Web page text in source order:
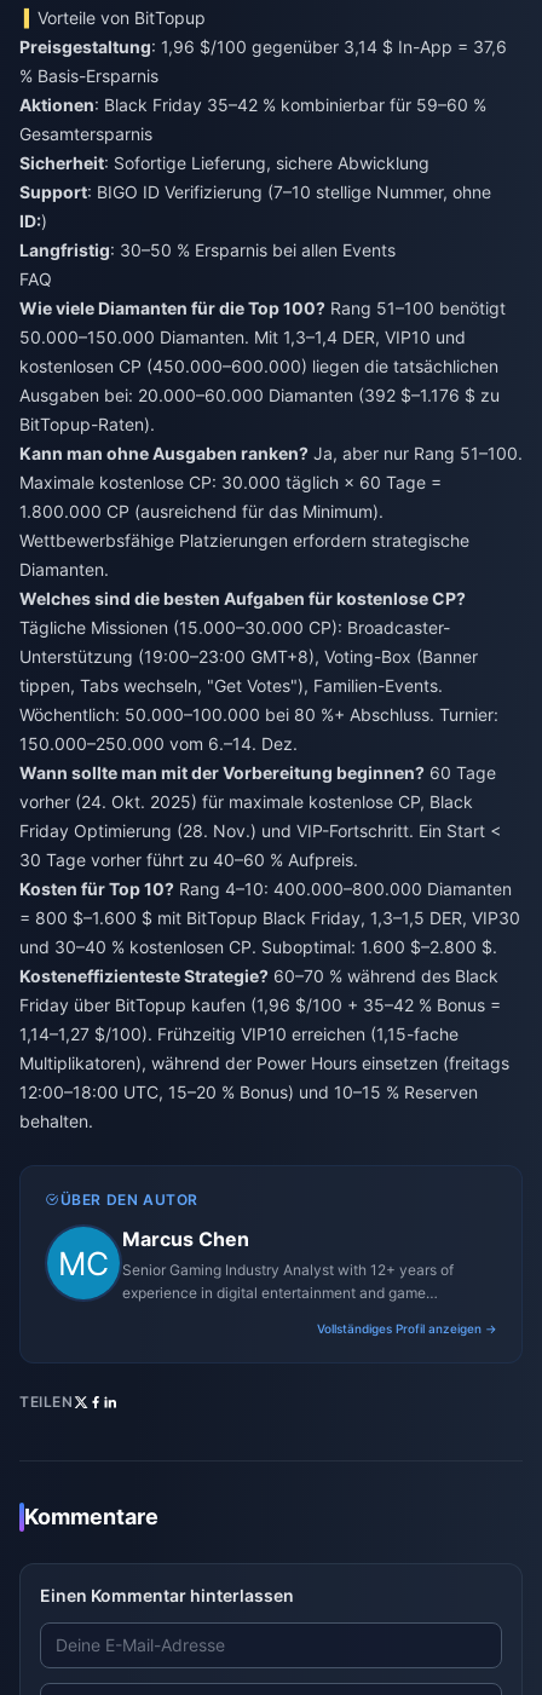
Vorteile von BitTopup
Preisgestaltung: 1,96 $/100 gegenüber 3,14 $ In-App = 37,6
% Basis-Ersparnis
Aktionen: Black Friday 35–42 % kombinierbar für 59–60 %
Gesamtersparnis
Sicherheit: Sofortige Lieferung, sichere Abwicklung
Support: BIGO ID Verifizierung (7–10 stellige Nummer, ohne
ID:)
Langfristig: 30–50 % Ersparnis bei allen Events
FAQ
Wie viele Diamanten für die Top 100? Rang 51–100 benötigt
50.000–150.000 Diamanten. Mit 1,3–1,4 DER, VIP10 und
kostenlosen CP (450.000–600.000) liegen die tatsächlichen
Ausgaben bei: 20.000–60.000 Diamanten (392 $–1.176 $ zu
BitTopup-Raten).
Kann man ohne Ausgaben ranken? Ja, aber nur Rang 51–100.
Maximale kostenlose CP: 30.000 täglich × 60 Tage =
1.800.000 CP (ausreichend für das Minimum).
Wettbewerbsfähige Platzierungen erfordern strategische
Diamanten.
Welches sind die besten Aufgaben für kostenlose CP?
Tägliche Missionen (15.000–30.000 CP): Broadcaster-
Unterstützung (19:00–23:00 GMT+8), Voting-Box (Banner
tippen, Tabs wechseln, "Get Votes"), Familien-Events.
Wöchentlich: 50.000–100.000 bei 80 %+ Abschluss. Turnier:
150.000–250.000 vom 6.–14. Dez.
Wann sollte man mit der Vorbereitung beginnen? 60 Tage
vorher (24. Okt. 2025) für maximale kostenlose CP, Black
Friday Optimierung (28. Nov.) und VIP-Fortschritt. Ein Start <
30 Tage vorher führt zu 40–60 % Aufpreis.
Kosten für Top 10? Rang 4–10: 400.000–800.000 Diamanten
= 800 $–1.600 $ mit BitTopup Black Friday, 1,3–1,5 DER, VIP30
und 30–40 % kostenlosen CP. Suboptimal: 1.600 $–2.800 $.
Kosteneffizienteste Strategie? 60–70 % während des Black
Friday über BitTopup kaufen (1,96 $/100 + 35–42 % Bonus =
1,14–1,27 $/100). Frühzeitig VIP10 erreichen (1,15-fache
Multiplikatoren), während der Power Hours einsetzen (freitags
12:00–18:00 UTC, 15–20 % Bonus) und 10–15 % Reserven
behalten.
ÜBER DEN AUTOR
Marcus Chen
Senior Gaming Industry Analyst with 12+ years of
experience in digital entertainment and game
Vollständiges Profil anzeigen →
TEILEN
Kommentare
Einen Kommentar hinterlassen